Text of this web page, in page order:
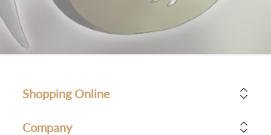
Shopping Online
Company